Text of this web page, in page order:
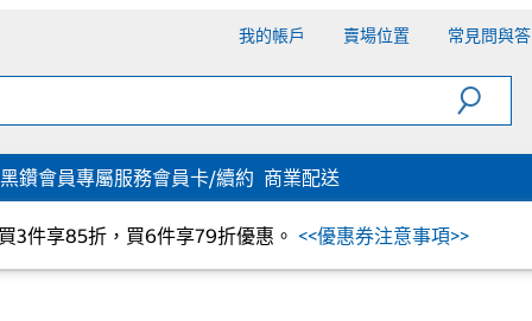
我的帳戶 賣場位置 常見問與答
黑鑽會員專屬服務會員卡/續約 商業配送
買3件享85折，買6件享79折優惠。 <<優惠券注意事項>>